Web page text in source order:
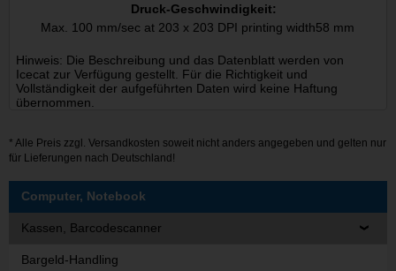
Druck-Geschwindigkeit:
Max. 100 mm/sec at 203 x 203 DPI printing width58 mm
Hinweis: Die Beschreibung und das Datenblatt werden von
Icecat zur Verfügung gestellt. Für die Richtigkeit und
Vollständigkeit der aufgeführten Daten wird keine Haftung
übernommen.
* Alle Preis zzgl. Versandkosten soweit nicht anders angegeben und gelten nur
für Lieferungen nach Deutschland!
Computer, Notebook
Kassen, Barcodescanner
Bargeld-Handling